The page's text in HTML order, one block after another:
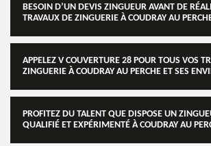
BESOIN D’UN DEVIS ZINGUEUR AVANT DE
TRAVAUX DE ZINGUERIE À COUDRAY AU
APPELEZ V COUVERTURE 28 POUR TOUS VOS
ZINGUERIE À COUDRAY AU PERCHE ET SES
PROFITEZ DU TALENT QUE DISPOSE UN
QUALIFIÉ ET EXPÉRIMENTÉ À COUDRAY AU